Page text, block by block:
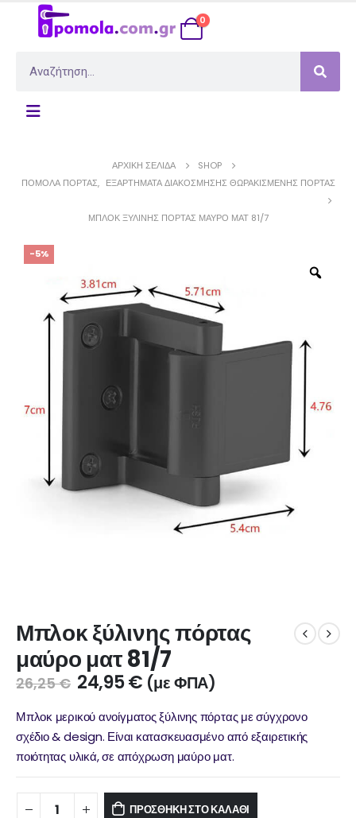
0
ΑΡΧΙΚΉ ΣΕΛΊΔΑ
SHOP
ΠΌΜΟΛΑ ΠΌΡΤΑΣ, ΕΞΑΡΤΉΜΑΤΑ ΔΙΑΚΌΣΜΗΣΗΣ ΘΩΡΑΚΙΣΜΈΝΗΣ ΠΟΡΤΑΣ
ΜΠΛΟΚ ΞΎΛΙΝΗΣ ΠΌΡΤΑΣ ΜΑΎΡΟ ΜΑΤ 81/7
-5%
Μπλοκ ξύλινης πόρτας
μαύρο ματ 81/7
26,25€ 24,95€ (με ΦΠΑ)
Μπλοκ μερικού ανοίγματος ξύλινης πόρτας με σύγχρονο
σχέδιο & design. Είναι κατασκευασμένο από εξαιρετικής
ποιότητας υλικά, σε απόχρωση μαύρο ματ.
ΠΡΟΣΘΉΚΗ ΣΤΟ ΚΑΛΆΘΙ